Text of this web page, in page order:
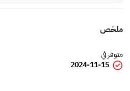
ملخص
متوفر في
2024-11-15